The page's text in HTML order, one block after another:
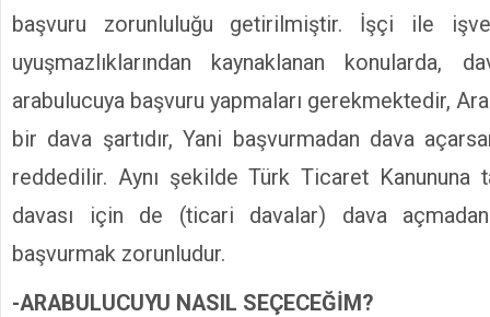
başvuru zorunluluğu getirilmiştir. İşçi ile
uyuşmazlıklarından kaynaklanan konularda,
arabulucuya başvuru yapmaları gerekmektedir,
bir dava şartıdır, Yani başvurmadan dava
reddedilir. Aynı şekilde Türk Ticaret Kanununa
davası için de (ticari davalar) dava
başvurmak zorunludur.
-ARABULUCUYU NASIL SEÇECEĞİM?